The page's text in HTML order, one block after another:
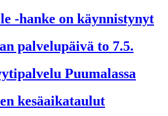
-hanke on käynnistynyt
palvelupäivä to 7.5.
Puumalassa
kesäaikataulut